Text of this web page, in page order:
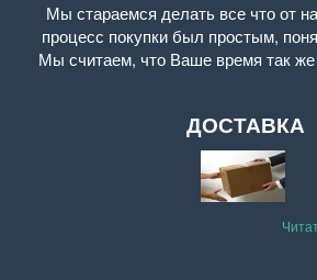
Мы стараемся делать все что от
процесс покупки был простым,
Мы считаем, что Ваше время так
ДОСТАВКА